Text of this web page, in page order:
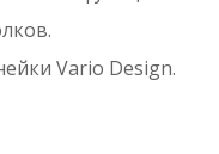
Vario Design.